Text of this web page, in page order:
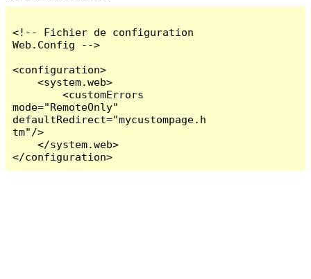
<!-- Fichier de configuration
Web.Config -->
<configuration>
    <system.web>
        <customErrors
mode="RemoteOnly"
defaultRedirect="mycustompage.h
tm"/>
    </system.web>
</configuration>